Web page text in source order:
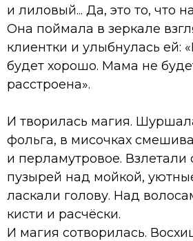
и лиловый... Да, это то, что
Она поймала в зеркале
клиентки и улыбнулась ей:
будет хорошо. Мама не
расстроена».
И творилась магия.
фольга, в мисочках
и перламутровое.
пузырей над мойкой,
ласкали голову. Над
кисти и расчёски.
И магия сотворилась.